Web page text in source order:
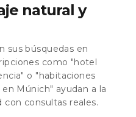
natural y
sus búsquedas en
como "hotel
o "habitaciones
Múnich" ayudan a la
consultas reales.